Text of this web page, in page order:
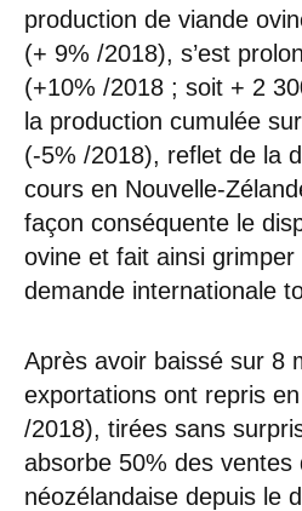
production de viande
(+ 9% /2018), s’est
(+10% /2018 ; soit + 2
la production cumulée
(-5% /2018), reflet de la
cours en Nouvelle-
façon conséquente le
ovine et fait ainsi
demande internationale
Après avoir baissé sur 8
exportations ont repris
/2018), tirées sans
absorbe 50% des ventes
néozélandaise depuis le